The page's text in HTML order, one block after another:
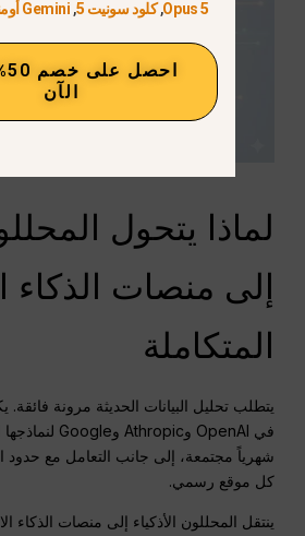
لماذا يتحول
إلى منصات الذكاء
المتكاملة
يتطلب تحليل البيانات الحديثة مرونة
شهرياً مجتمعة، إلى جانب التعامل مع حدود
كل موقع رسمي.
ينتقل المحللون الأذكياء إلى منصات الذكاء
Opus 5
,كلود سونيت 5 , Gemini أومني
الآن